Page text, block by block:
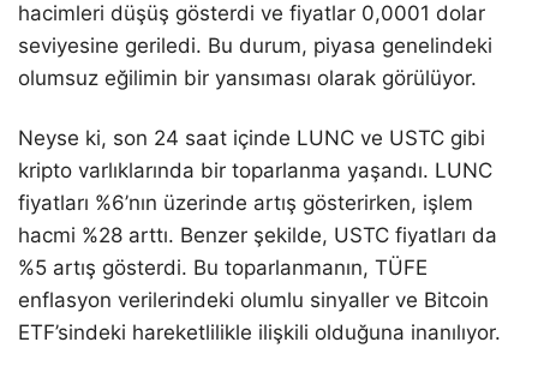
hacimleri düşüş gösterdi ve fiyatlar 0,0001 dolar
seviyesine geriledi. Bu durum, piyasa genelindeki
olumsuz eğilimin bir yansıması olarak görülüyor.
Neyse ki, son 24 saat içinde LUNC ve USTC gibi
kripto varlıklarında bir toparlanma yaşandı. LUNC
fiyatları %6’nın üzerinde artış gösterirken, işlem
hacmi %28 arttı. Benzer şekilde, USTC fiyatları da
%5 artış gösterdi. Bu toparlanmanın, TÜFE
enflasyon verilerindeki olumlu sinyaller ve Bitcoin
ETF’sindeki hareketlilikle ilişkili olduğuna inanılıyor.